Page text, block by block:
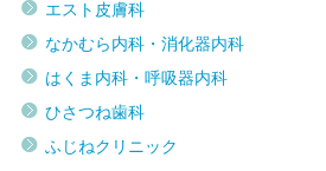
エスト皮膚科
なかむら内科・消化器内科
はくま内科・呼吸器内科
ひさつね歯科
ふじねクリニック